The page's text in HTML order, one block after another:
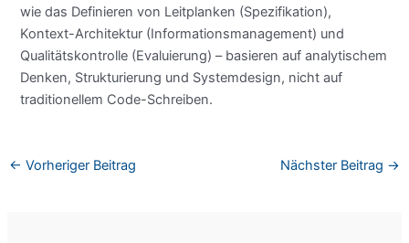
wie das Definieren von Leitplanken (Spezifikation),
Kontext-Architektur (Informationsmanagement) und
Qualitätskontrolle (Evaluierung) – basieren auf analytischem
Denken, Strukturierung und Systemdesign, nicht auf
traditionellem Code-Schreiben.
← Vorheriger Beitrag Nächster Beitrag →